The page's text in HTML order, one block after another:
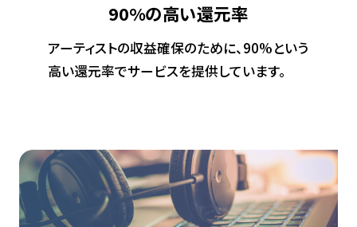
90%の高い還元率
アーティストの収益確保のために、90%という
高い還元率でサービスを提供しています。